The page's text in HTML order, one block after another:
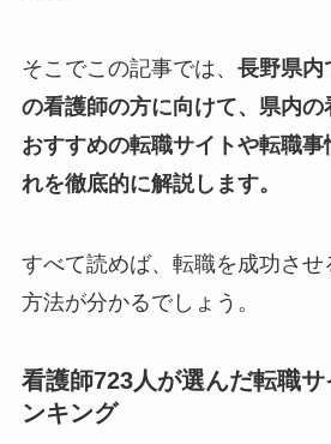
そこでこの記事では、 長野県内
の看護師の方に向けて、県内の
おすすめの転職サイトや転職
れを徹底的に解説します。
すべて読めば、転職を成功させ
方法が分かるでしょう。
看護師723人が選んだ転職
ンキング